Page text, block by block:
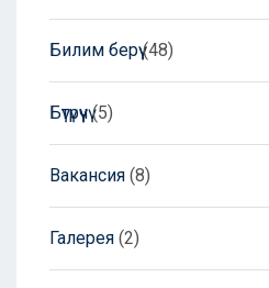
Билим берүү(48)
Бүтүрүүчү(5)
Вакансия (8)
Галерея (2)